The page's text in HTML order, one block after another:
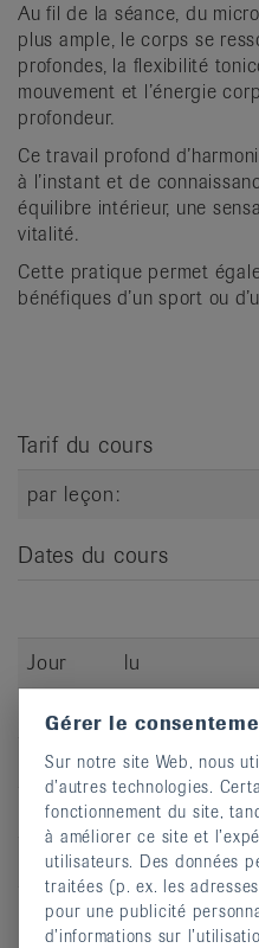
Au fil de la séance, du
plus ample, le corps se
profondes, la flexibilité
mouvement et l’énergie
profondeur.
Ce travail profond
à l’instant et de
équilibre intérieur, une
vitalité.
Cette pratique permet
bénéfiques d’un sport ou
Tarif du cours
par leçon:
Dates du cours
Jour
lu
Heure
14:30 - 15:30
Adresse
Ecole Club
CP
1920
Lieu
Martigny
S’inscrire
Gérer le
Sur notre site Web, nous
d’autres technologies.
fonctionnement du site,
à améliorer ce site et
utilisateurs. Des données
traitées (p. ex. les
pour une publicité
d’informations sur